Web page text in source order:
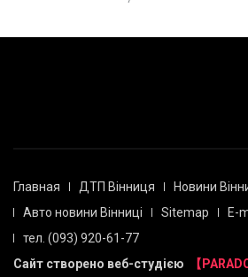
Главная ДТП Вінниця Новини
Авто новини Вінниці
Sitemap
E-
тел. (093) 920-61-77
Сайт створено веб-студією
【